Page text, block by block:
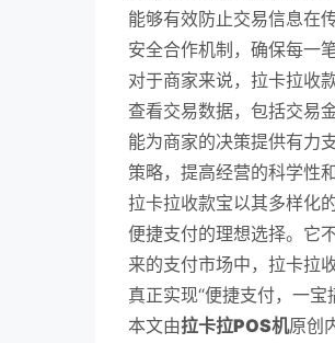
能够有效防止交易信息在
安全合作机制，确保每一
对于商家来说，拉卡拉收
查看交易数据，包括交易
能为商家的决策提供有力
策略，提高经营的科学性
拉卡拉收款宝以其多样化
便捷支付的理想选择。它
来的支付市场中，拉卡拉
真正实现“便捷支付，一宝
本文由拉卡拉POS机原创